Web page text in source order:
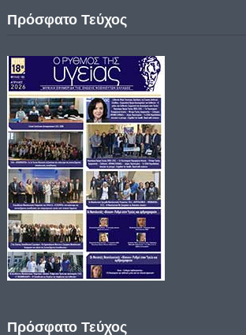
Πρόσφατο Τεύχος
Πρόσφατο Τεύχος